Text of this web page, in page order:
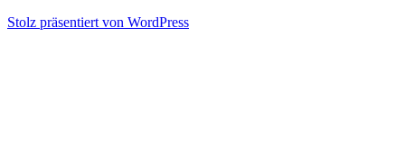
Stolz präsentiert von WordPress